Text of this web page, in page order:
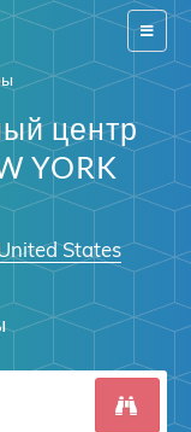
Switch
центр
YORK
States